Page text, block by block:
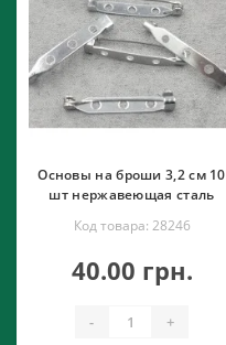
Основы на броши 3,2 см 10
шт нержавеющая сталь
Код товара: 28246
40.00 грн.
- +